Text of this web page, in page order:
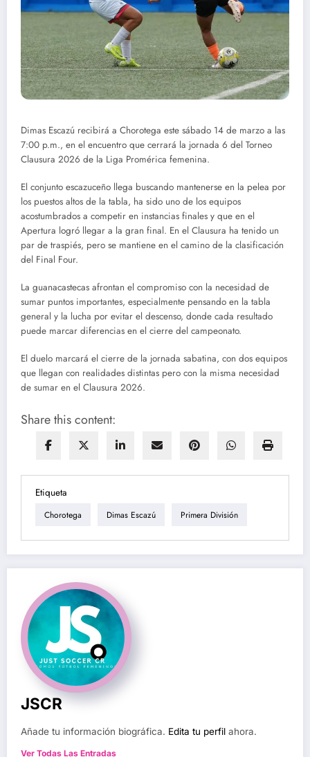
Dimas Escazú recibirá a Chorotega este sábado 14 de marzo a las
7:00 p.m., en el encuentro que cerrará la jornada 6 del Torneo
Clausura 2026 de la Liga Promérica femenina.
El conjunto escazuceño llega buscando mantenerse en la pelea por
los puestos altos de la tabla, ha sido uno de los equipos
acostumbrados a competir en instancias finales y que en el
Apertura logró llegar a la gran final. En el Clausura ha tenido un
par de traspiés, pero se mantiene en el camino de la clasificación
del Final Four.
La guanacastecas afrontan el compromiso con la necesidad de
sumar puntos importantes, especialmente pensando en la tabla
general y la lucha por evitar el descenso, donde cada resultado
puede marcar diferencias en el cierre del campeonato.
El duelo marcará el cierre de la jornada sabatina, con dos equipos
que llegan con realidades distintas pero con la misma necesidad
de sumar en el Clausura 2026.
Share this content:
Etiqueta
Chorotega Dimas Escazú Primera División
JSCR
Añade tu información biográfica. Edita tu perfil ahora.
Ver Todas Las Entradas